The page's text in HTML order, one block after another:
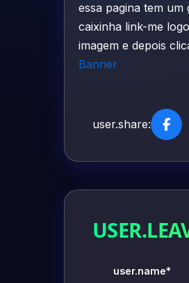
essa pagina tem
caixinha link-me
imagem e depois
Banner
user.share:
user.name*